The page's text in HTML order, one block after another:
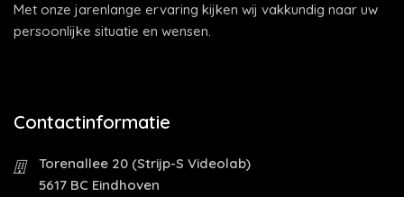
Met onze jarenlange ervaring kijken wij vakkundig naar uw
persoonlijke situatie en wensen.
Contactinformatie
Torenallee 20 (Strijp-S Videolab)
5617 BC Eindhoven